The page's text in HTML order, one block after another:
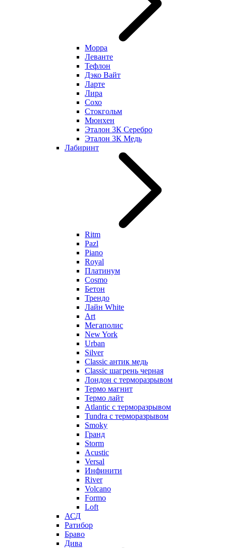
Морра
Леванте
Тефлон
Дэко Вайт
Ларте
Лира
Сохо
Стокгольм
Мюнхен
Эталон 3К Серебро
Эталон 3К Медь
Лабиринт
Ritm
Pazl
Piano
Royal
Платинум
Cosmo
Бетон
Трендо
Лайн White
Art
Мегаполис
New York
Urban
Silver
Classic антик медь
Classic шагрень черная
Лондон с терморазрывом
Термо магнит
Термо лайт
Atlantic с терморазрывом
Tundra с терморазрывом
Smoky
Гранд
Storm
Acustic
Versal
Инфинити
River
Volcano
Formo
Loft
АСД
Ратибор
Браво
Дива